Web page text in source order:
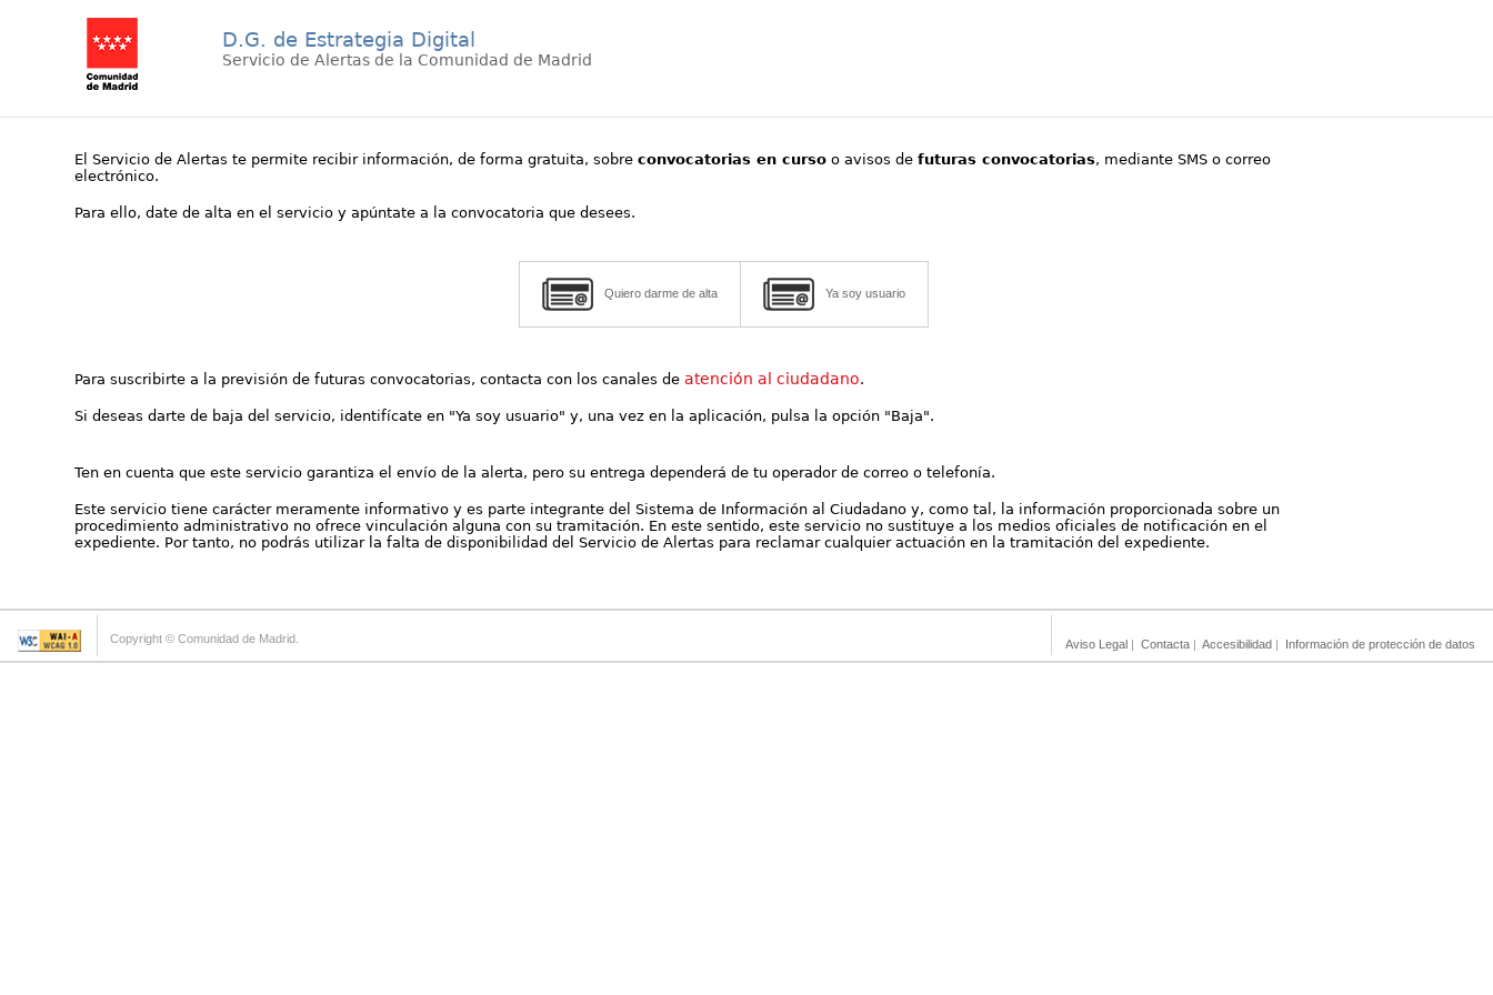
D.G. de Estrategia Digital
Servicio de Alertas de la Comunidad de Madrid
El Servicio de Alertas te permite recibir información, de forma gratuita, sobreconvocatorias en curso o avisos defuturas convocatorias, mediante SMS o correo
electrónico.
Para ello, date de alta en el servicio y apúntate a la convocatoria que desees.
Quiero darme de alta Ya soy usuario
Para suscribirte a la previsión de futuras convocatorias, contacta con los canales deatención al ciudadano.
Si deseas darte de baja del servicio, identifícate en "Ya soy usuario" y, una vez en la aplicación, pulsa la opción "Baja".
Ten en cuenta que este servicio garantiza el envío de la alerta, pero su entrega dependerá de tu operador de correo o telefonía.
Este servicio tiene carácter meramente informativo y es parte integrante del Sistema de Información al Ciudadano y, como tal, la información proporcionada sobre un
procedimiento administrativo no ofrece vinculación alguna con su tramitación. En este sentido, este servicio no sustituye a los medios oficiales de notificación en el
expediente. Por tanto, no podrás utilizar la falta de disponibilidad del Servicio de Alertas para reclamar cualquier actuación en la tramitación del expediente.
Copyright © Comunidad de Madrid. Aviso Legal | Contacta | Accesibilidad | Información de protección de datos